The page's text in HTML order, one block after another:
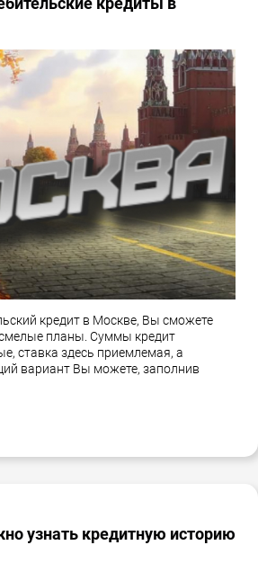
кредит в Москве, Вы сможете
планы. Суммы кредит
ставка здесь приемлемая, а
вариант Вы можете, заполнив
узнать кредитную историю